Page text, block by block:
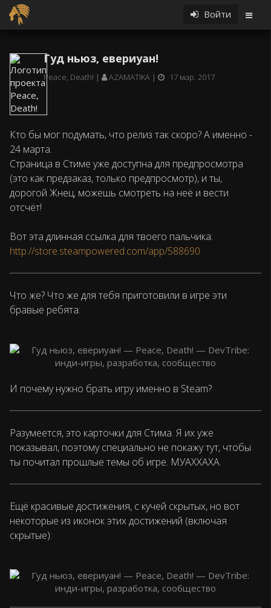
Войти
Гуд ньюз, евериуан!
Peace, Death! AZAMATIKA 17 мар. 2017
Кто бы мог подумать, что релиз так скоро? А именно -
24 марта.
Страница в Стиме уже доступна для предпросмотра
(это как предзаказ, только предпросмотр), и ты,
дорогой Жнец, можешь смотреть на неё и вести
отсчёт!
Вот эта длинная ссылка для твоего пальчика:
http://store.steampowered.com/app/588690
Что же? Что же для тебя приготовили в игре эти
бравые ребята:
И почему нужно брать игру именно в Steam?
Разумеется, это карточки для Стима. Я их уже
показывал, поэтому специально не покажу тут, чтобы
ты почитал прошлые темы об игре. МУАХХАХА.
Ещё красивые достижения, с кучей скрытых, но вот
некоторые из иконок этих достижений (включая
скрытые):